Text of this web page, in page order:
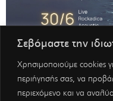
Σεβόμαστε την
Χρησιμοποιούμε cookies
περιήγησής σας, να
περιεχόμενο και να